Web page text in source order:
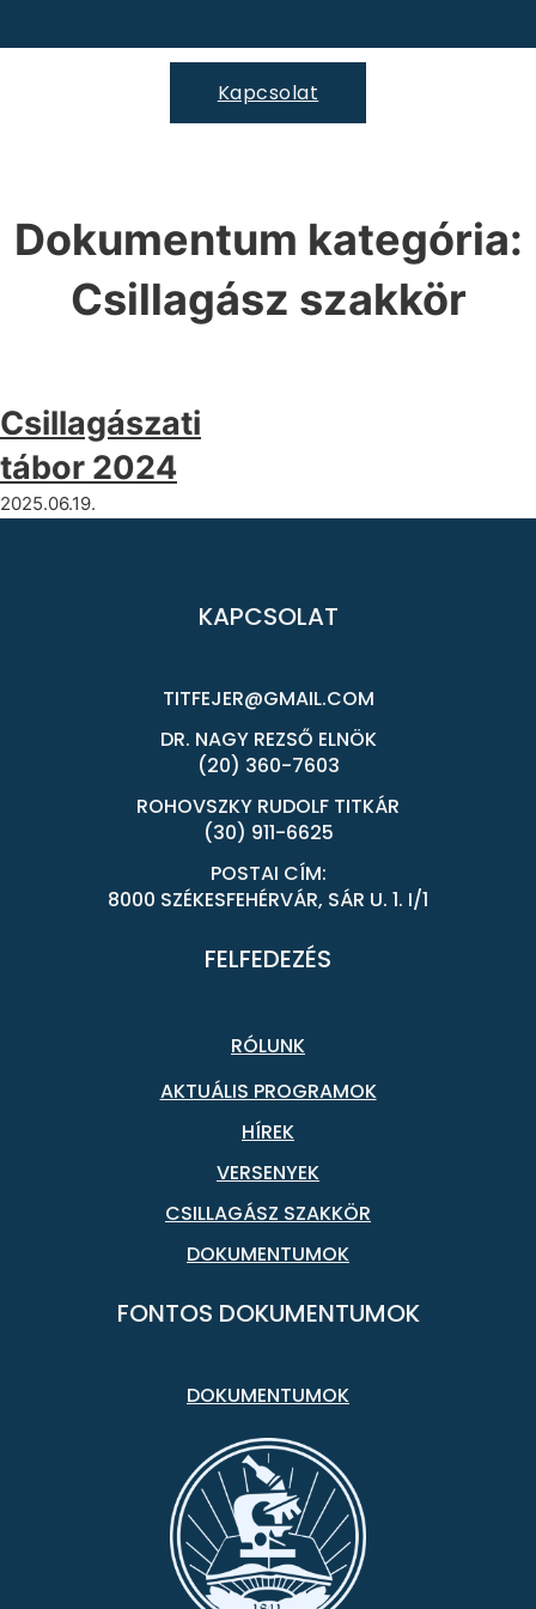
Kapcsolat
Dokumentum kategória:
Csillagász szakkör
Csillagászati
tábor 2024
2025.06.19.
KAPCSOLAT
TITFEJER@GMAIL.COM
DR. NAGY REZSŐ ELNÖK
(20) 360-7603
ROHOVSZKY RUDOLF TITKÁR
(30) 911-6625
POSTAI CÍM:
8000 SZÉKESFEHÉRVÁR, SÁR U. 1. I/1
FELFEDEZÉS
RÓLUNK
AKTUÁLIS PROGRAMOK
HÍREK
VERSENYEK
CSILLAGÁSZ SZAKKÖR
DOKUMENTUMOK
FONTOS DOKUMENTUMOK
DOKUMENTUMOK